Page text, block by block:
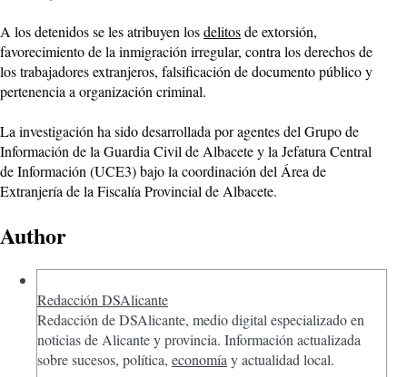
A los detenidos se les atribuyen losdelitosde extorsión,
favorecimiento de la inmigración irregular, contra los derechos de
los trabajadores extranjeros, falsificación de documento público y
pertenencia a organización criminal.
La investigación ha sido desarrollada por agentes del Grupo de
Información de la Guardia Civil de Albacete y la Jefatura Central
de Información (UCE3) bajo la coordinación del Área de
Extranjería de la Fiscalía Provincial de Albacete.
Author
Redacción DSAlicante
Redacción de DSAlicante, medio digital especializado en
noticias de Alicante y provincia. Información actualizada
sobre sucesos, política, economía y actualidad local.